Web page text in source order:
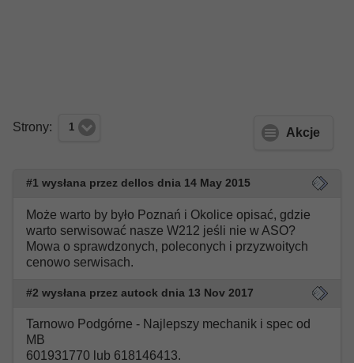
Strony: 1 Akcje
#1 wysłana przez dellos dnia 14 May 2015
Może warto by było Poznań i Okolice opisać, gdzie
warto serwisować nasze W212 jeśli nie w ASO?
Mowa o sprawdzonych, poleconych i przyzwoitych
cenowo serwisach.
#2 wysłana przez autock dnia 13 Nov 2017
Tarnowo Podgórne - Najlepszy mechanik i spec od
MB
601931770 lub 618146413.